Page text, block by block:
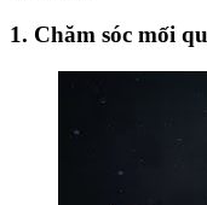
1. Chăm sóc mối